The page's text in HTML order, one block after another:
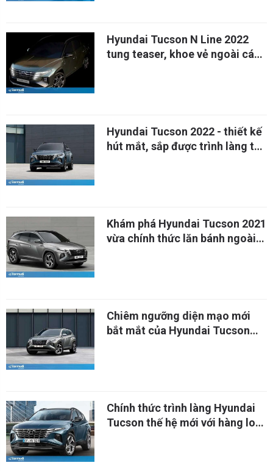
Hyundai Tucson N Line 2022
tung teaser, khoe vẻ ngoài cá
Hyundai Tucson 2022 - thiết kế
hút mắt, sắp được trình làng tại
Khám phá Hyundai Tucson 2021
vừa chính thức lăn bánh ngoài
Chiêm ngưỡng diện mạo mới
bắt mắt của Hyundai Tucson
Chính thức trình làng Hyundai
Tucson thế hệ mới với hàng loạt